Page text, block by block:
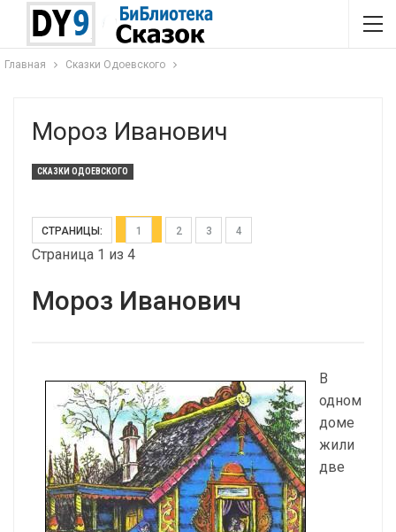
Главная Сказки Одоевского
Мороз Иванович
СКАЗКИ ОДОЕВСКОГО
СТРАНИЦЫ: 1 2 3 4
Страница 1 из 4
Мороз Иванович
В
одном
доме
жили
две